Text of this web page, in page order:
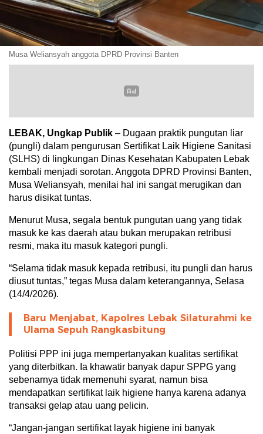
Musa Weliansyah anggota DPRD Provinsi Banten
LEBAK, Ungkap Publik – Dugaan praktik pungutan liar
(pungli) dalam pengurusan Sertifikat Laik Higiene Sanitasi
(SLHS) di lingkungan Dinas Kesehatan Kabupaten Lebak
kembali menjadi sorotan. Anggota DPRD Provinsi Banten,
Musa Weliansyah, menilai hal ini sangat merugikan dan
harus disikat tuntas.
Menurut Musa, segala bentuk pungutan uang yang tidak
masuk ke kas daerah atau bukan merupakan retribusi
resmi, maka itu masuk kategori pungli.
“Selama tidak masuk kepada retribusi, itu pungli dan harus
diusut tuntas,” tegas Musa dalam keterangannya, Selasa
(14/4/2026).
Baru Menjabat, Kapolres Lebak Silaturahmi ke
Ulama Sepuh Rangkasbitung
Politisi PPP ini juga mempertanyakan kualitas sertifikat
yang diterbitkan. Ia khawatir banyak dapur SPPG yang
sebenarnya tidak memenuhi syarat, namun bisa
mendapatkan sertifikat laik higiene hanya karena adanya
transaksi gelap atau uang pelicin.
“Jangan-jangan sertifikat layak higiene ini banyak